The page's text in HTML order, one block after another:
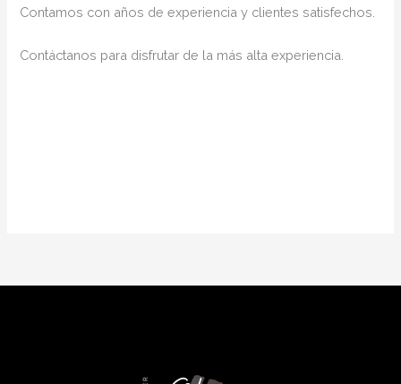
Contamos con años de experiencia y clientes satisfechos.
Contáctanos para disfrutar de la más alta experiencia.